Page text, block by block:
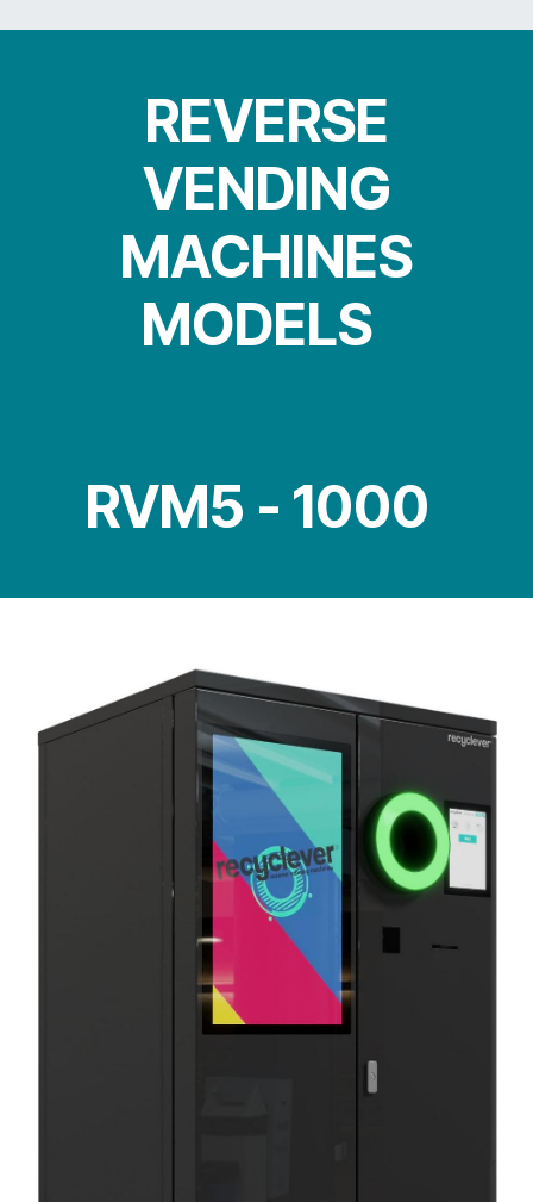
REVERSE
VENDING
MACHINES
MODELS
RVM5 - 1000